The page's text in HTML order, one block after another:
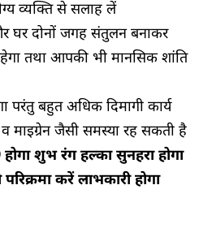
व्यक्ति से सलाह लें
घर दोनों जगह संतुलन बनाकर
तथा आपकी भी मानसिक शांति
परंतु बहुत अधिक दिमागी कार्य
माइग्रेन जैसी समस्या रह सकती है
शुभ रंग हल्का सुनहरा होगा
करें लाभकारी होगा